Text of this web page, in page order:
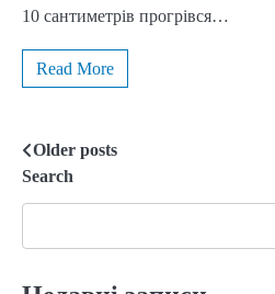
10 сантиметрів прогрівся…
Read More
Posts
Older posts
Search